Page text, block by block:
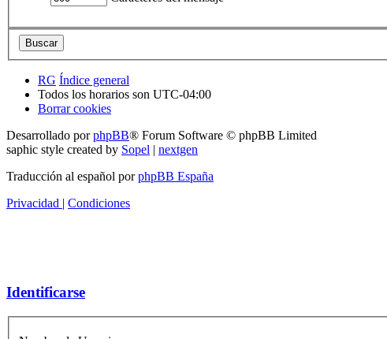
RG Índice general
Todos los horarios son UTC-04:00
Borrar cookies
Desarrollado porphpBB® Forum Software © phpBB Limited
saphic style created by Sopel | nextgen
Traducción al español porphpBB España
Privacidad | Condiciones
Identificarse